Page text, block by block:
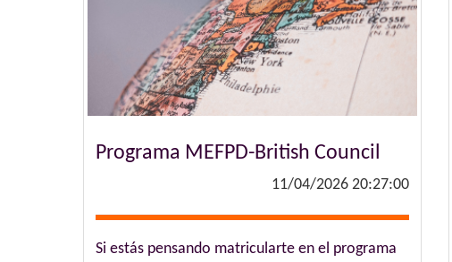
Programa MEFPD-British Council
11/04/2026 20:27:00
Si estás pensando matricularte en el programa